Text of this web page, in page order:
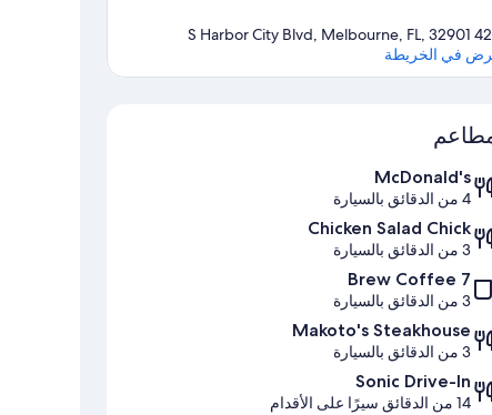
420 S Harbor City Blvd,
في الخريطة
McDonald's
4 من الدقائق بالسيارة
Chicken Salad Chick
3 من الدقائق بالسيارة
7 Brew Coffee
3 من الدقائق بالسيارة
Makoto's Steakhouse
3 من الدقائق بالسيارة
Sonic Drive-In
14 من الدقائق سيرًا على الأقدام